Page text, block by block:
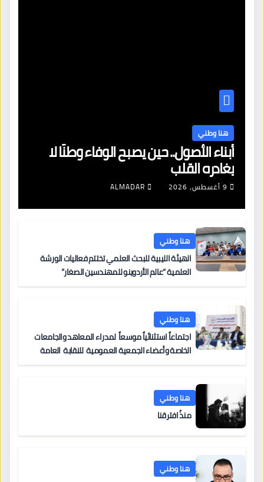
هنا وطني
أبناء الأصول.. حين يصبح الوفاء وطنًا لا
يغادره القلب
9 أغسطس، 2026 ALMADAR
هنا وطني
الهيئة الليبية للبحث العلمي تختتم فعاليات الورشة
العلمية “عالم الأردوينو للمهندسين الصغار”
هنا وطني
اجتماعاً استثنائياً موسعاً لمدراء المعاهد والجامعات
الخاصة وأعضاء الجمعية العمومية للنقابة العامة
هنا وطني
منذُ افترقنا
هنا وطني